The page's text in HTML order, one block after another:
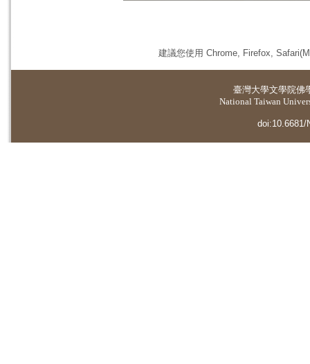
建議您使用 Chrome, Firefox,
臺灣大學文學院佛
National Taiwan
doi:10.6681/